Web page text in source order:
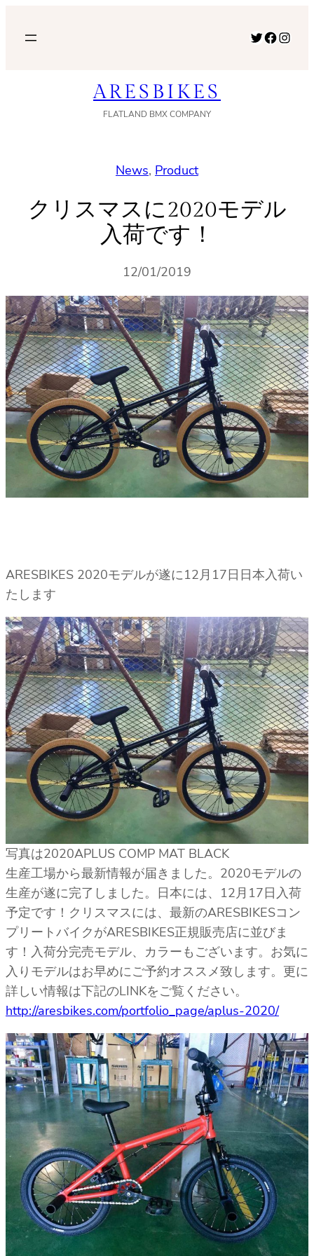
Twitter Facebook Instagram
ARESBIKES
FLATLAND BMX COMPANY
News, Product
クリスマスに2020モデル
入荷です！
12/01/2019
ARESBIKES 2020モデルが遂に12月17日日本入荷い
たします
写真は2020APLUS COMP MAT BLACK
生産工場から最新情報が届きました。2020モデルの
生産が遂に完了しました。日本には、12月17日入荷
予定です！クリスマスには、最新のARESBIKESコン
プリートバイクがARESBIKES正規販売店に並びま
す！入荷分完売モデル、カラーもございます。お気に
入りモデルはお早めにご予約オススメ致します。更に
詳しい情報は下記のLINKをご覧ください。
http://aresbikes.com/portfolio_page/aplus-2020/